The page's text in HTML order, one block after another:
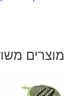
מוצרים